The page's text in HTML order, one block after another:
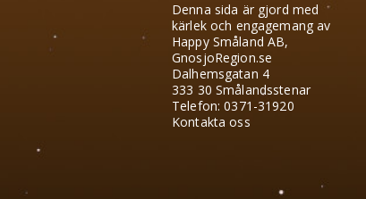
Denna sida är gjord med
kärlek och engagemang av
Happy Småland AB,
GnosjoRegion.se
Dalhemsgatan 4
333 30 Smålandsstenar
Telefon: 0371-31920
Kontakta oss